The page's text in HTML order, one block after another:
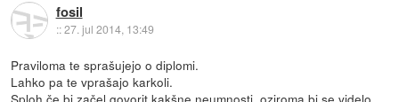
fosil
::27. jul 2014, 13:49
Praviloma te sprašujejo o diplomi.
Lahko pa te vprašajo karkoli.
Sploh če bi začel govorit kakšne neumnosti, oziroma bi se videlo